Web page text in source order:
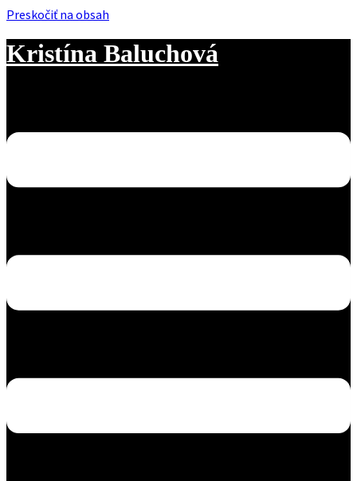
Preskočiť na obsah
Kristína Baluchová